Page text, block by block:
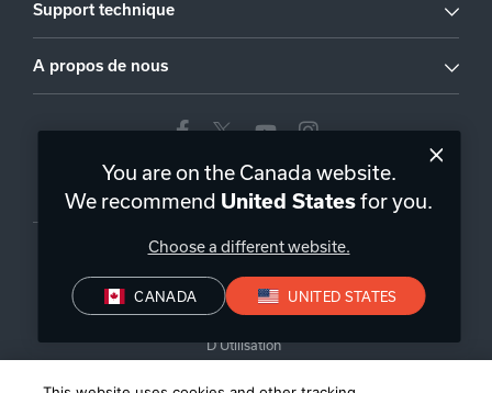
Support technique
A propos de nous
Politique de Confidentialité Conditions de Vente
Conditions
D’Utilisation
You are on the Canada website.
We recommend United Statesfor you.
Choose a different website.
CANADA UNITED STATES